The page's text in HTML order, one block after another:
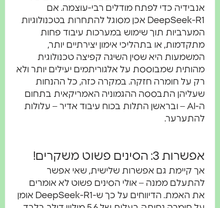
אנבידיה כדי לפתח מודלים רבי-עוצמה. אם
DeepSeek-R1 אכן מסוגל להתחרות בטכנולוגיות
המערביות תוך שימוש במערכות עיבוד פחות
מתקדמות, או בתהליכי אימון יצירתיים יותר,
המשמעות היא שסין השיגה קפיצה טכנולוגית
מהותית שמבוססת על אלגוריתמים יעילים יותר ולא
רק על חומרה חזקה. במקרה כזה, כל ההנחות
שעליהן התבססה ההגמוניה האמריקאית בתחום
ה-AI – ובראשן התלות בכוח עיבוד אדיר – עלולות
להתערער.
אפשרות 3: הסינים פשוט משקרים!
אך קיימת גם אפשרות שלישית, שאי אפשר
להתעלם ממנה – אולי הסינים פשוט לא אומרים
את האמת. הדיווחים על כך ש-DeepSeek-R1 אומן